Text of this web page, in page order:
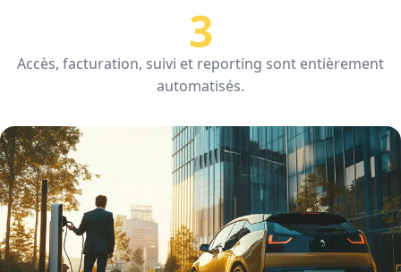
3
Accès, facturation, suivi et reporting sont entièrement
automatisés.